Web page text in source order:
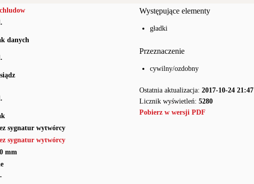
danych
sygnatur wytwórcy
sygnatur wytwórcy
mm
Występujące elementy
gładki
Przeznaczenie
cywilny/ozdobny
Ostatnia aktualizacja: 2017-10-24 21:47
Licznik wyświetleń: 5280
Pobierz w wersji PDF